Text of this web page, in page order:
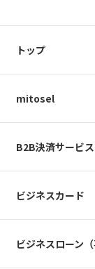
トップ
mitosel
B2B決済サービ
ビジネスカード
ビジネスローン